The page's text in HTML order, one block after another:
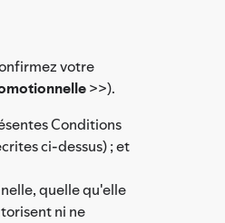
votre
>>).
Conditions
ci-dessus) ; et
quelle qu'elle
ni ne